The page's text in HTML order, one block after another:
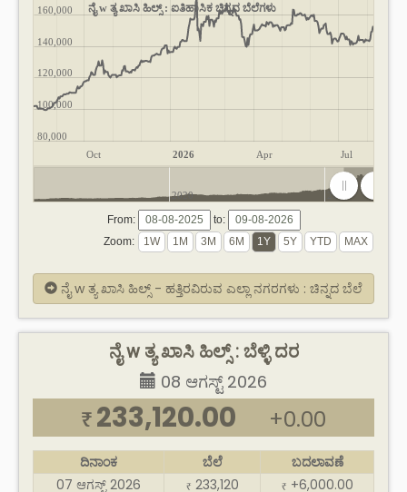
ನೈ w ತ್ಯ ಖಾಸಿ ಹಿಲ್ಸ್ : ಐತಿಹಾಸಿಕ ಚಿನ್ನದ ಬೆಲೆಗಳು
Oct 2026 Apr Jul
80,000
100,000
120,000
140,000
160,000
2020 2025
From:
to:
Zoom:
ನೈ w ತ್ಯ ಖಾಸಿ ಹಿಲ್ಸ್ - ಹತ್ತಿರವಿರುವ ಎಲ್ಲಾ ನಗರಗಳು : ಚಿನ್ನದ ಬೆಲೆ
ನೈ w ತ್ಯ ಖಾಸಿ ಹಿಲ್ಸ್ : ಬೆಳ್ಳಿ ದರ
08 ಆಗಸ್ಟ್ 2026
₹ 233,120.00 +0.00
ದಿನಾಂಕ ಬೆಲೆ
ಬದಲಾವಣೆ
07 ಆಗಸ್ಟ್ 2026
₹ 233,120 ₹ +6,000.00